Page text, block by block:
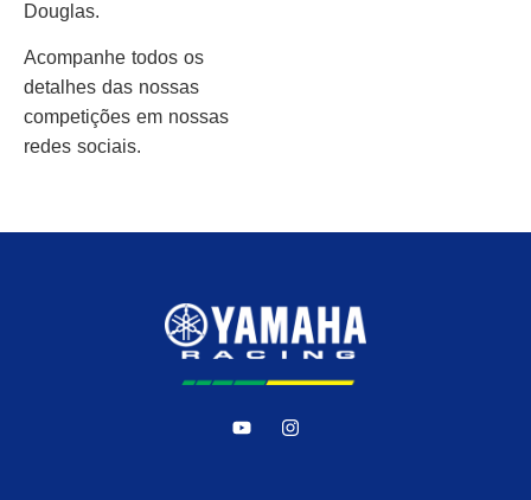
Douglas.
Acompanhe todos os
detalhes das nossas
competições em nossas
redes sociais.